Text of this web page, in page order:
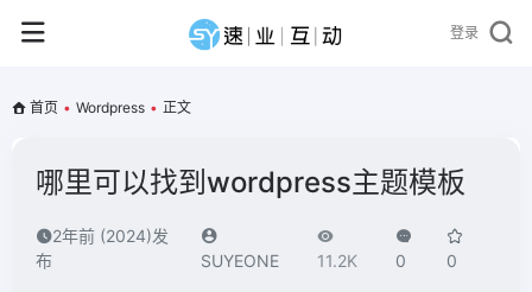
登录
首页 • Wordpress • 正文
哪里可以找到wordpress主题模板
2年前 (2024)发
布
SUYEONE 11.2K 0 0